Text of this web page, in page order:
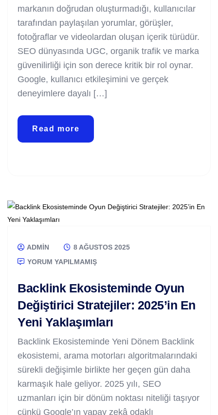
markanın doğrudan oluşturmadığı, kullanıcılar
tarafından paylaşılan yorumlar, görüşler,
fotoğraflar ve videolardan oluşan içerik türüdür.
SEO dünyasında UGC, organik trafik ve marka
güvenilirliği için son derece kritik bir rol oynar.
Google, kullanıcı etkileşimini ve gerçek
deneyimlere dayalı […]
Read more
ADMIN
8 AĞUSTOS 2025
YORUM YAPILMAMIŞ
Backlink Ekosisteminde Oyun
Değiştirici Stratejiler: 2025’in En
Yeni Yaklaşımları
Backlink Ekosisteminde Yeni Dönem Backlink
ekosistemi, arama motorları algoritmalarındaki
sürekli değişimle birlikte her geçen gün daha
karmaşık hale geliyor. 2025 yılı, SEO
uzmanları için bir dönüm noktası niteliği taşıyor
çünkü Google’ın yapay zekâ odaklı